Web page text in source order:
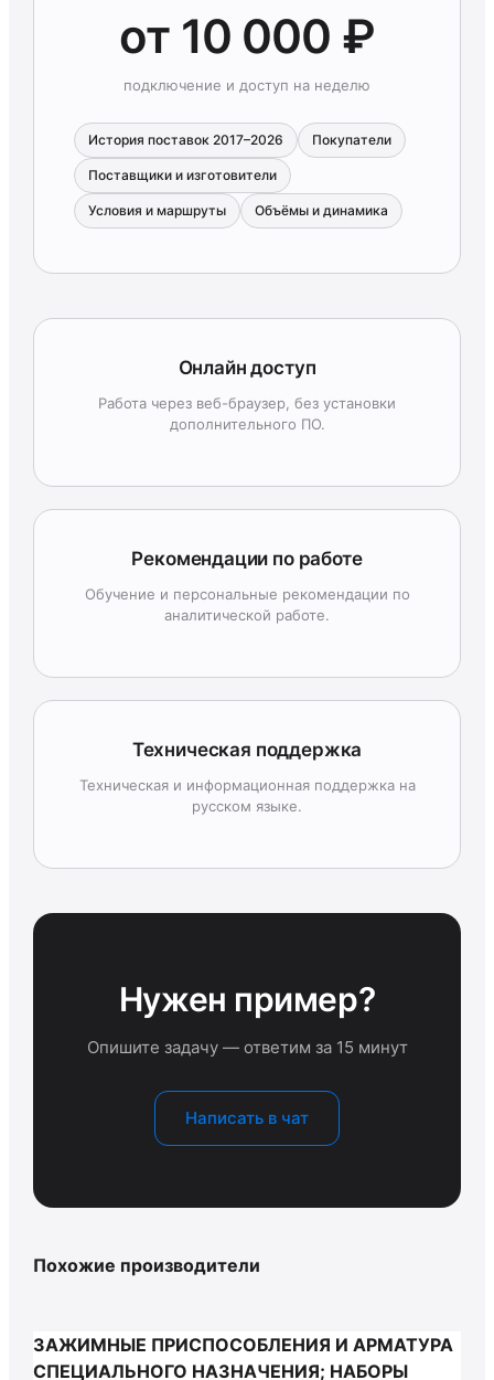
от 10 000 ₽
подключение и доступ на неделю
История поставок 2017–2026 Покупатели
Поставщики и изготовители
Условия и маршруты Объёмы и динамика
Онлайн доступ
Работа через веб-браузер, без установки
дополнительного ПО.
Рекомендации по работе
Обучение и персональные рекомендации по
аналитической работе.
Техническая поддержка
Техническая и информационная поддержка на
русском языке.
Нужен пример?
Опишите задачу — ответим за 15 минут
Написать в чат
Похожие производители
ЗАЖИМНЫЕ ПРИСПОСОБЛЕНИЯ И АРМАТУРА
СПЕЦИАЛЬНОГО НАЗНАЧЕНИЯ; НАБОРЫ